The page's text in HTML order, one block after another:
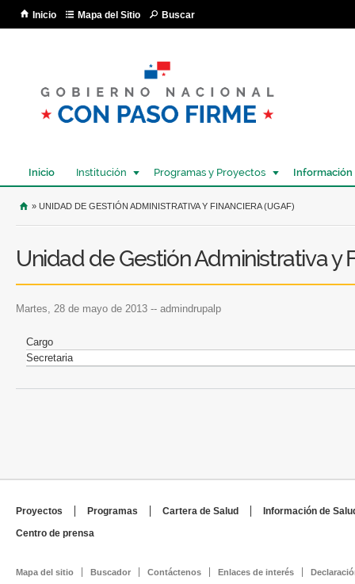
Inicio Mapa del Sitio Buscar
Inicio Institución Programas y Proyectos Información
USTED SE ENCUENTRA AQUÍ
» UNIDAD DE GESTIÓN ADMINISTRATIVA Y FINANCIERA (UGAF)
Unidad de Gestión Administrativa y
martes, 28 de mayo de 2013 -- admindrupalp
Cargo
Secretaria
Proyectos Programas Cartera de Salud
Información de
Centro de prensa
Mapa del sitio Buscador Contáctenos Enlaces de interés